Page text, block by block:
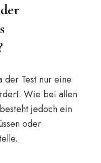
der Test nur eine
Wie bei allen
jedoch ein
oder